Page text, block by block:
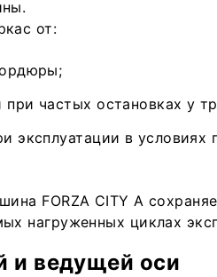
от:
частых остановках у
эксплуатации в условиях
FORZA CITY A
нагруженных циклах
и ведущей оси